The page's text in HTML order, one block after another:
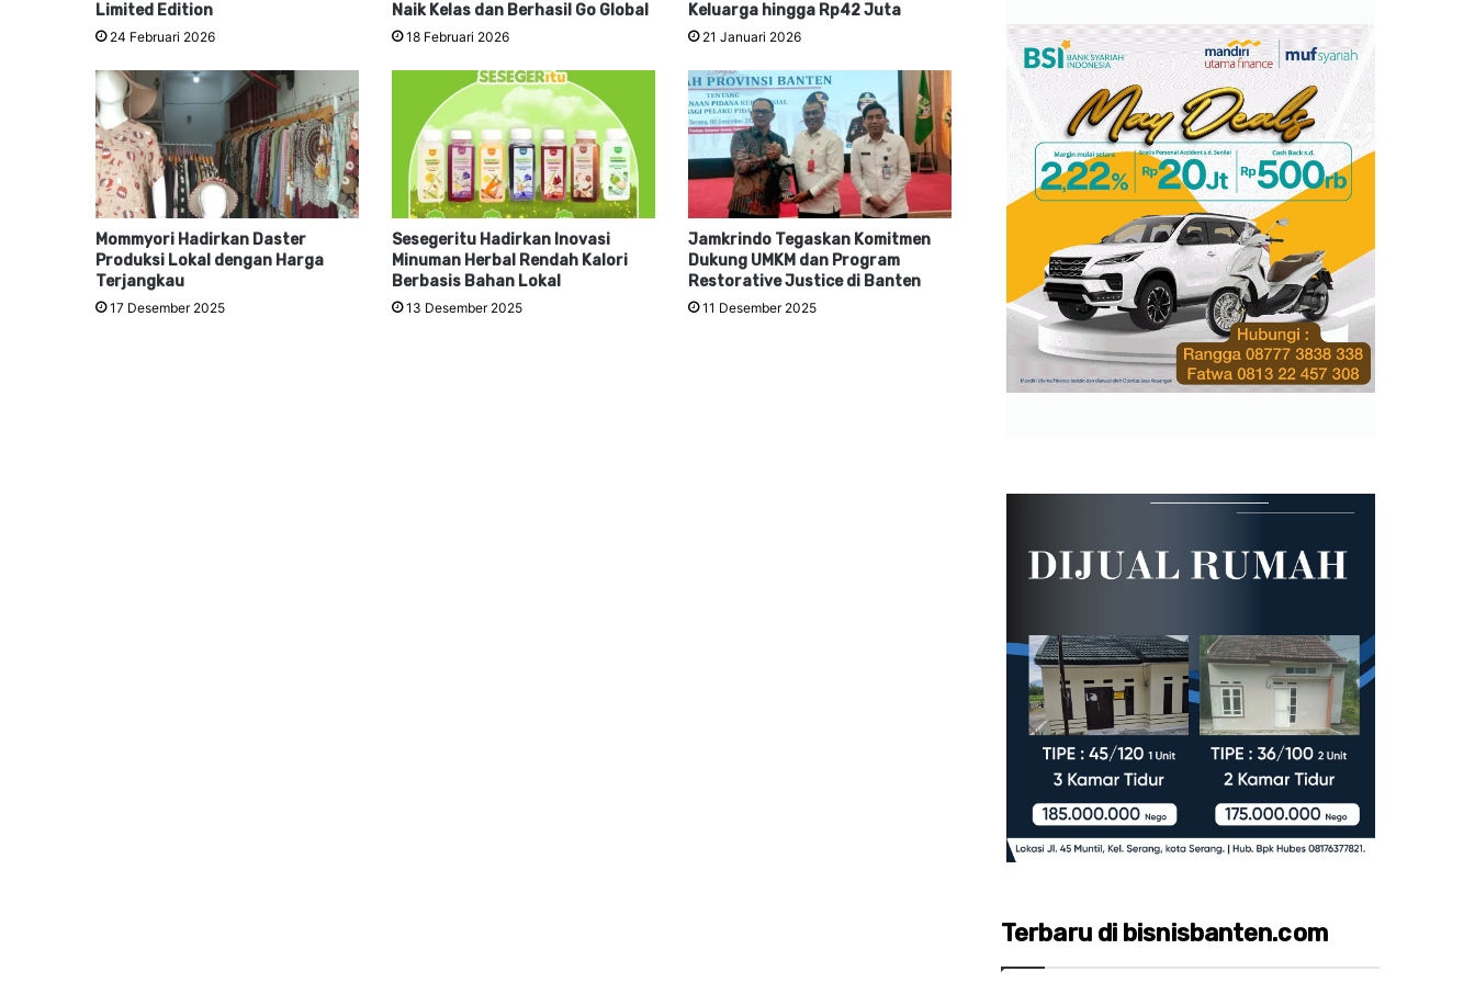
Limited Edition
24 Februari 2026
Naik Kelas dan Berhasil Go Global
18 Februari 2026
Keluarga hingga Rp42 Juta
21 Januari 2026
Mommyori Hadirkan Daster
Produksi Lokal dengan Harga
Terjangkau
17 Desember 2025
Sesegeritu Hadirkan Inovasi
Minuman Herbal Rendah Kalori
Berbasis Bahan Lokal
13 Desember 2025
Jamkrindo Tegaskan Komitmen
Dukung UMKM dan Program
Restorative Justice di Banten
11 Desember 2025
Terbaru di bisnisbanten.com